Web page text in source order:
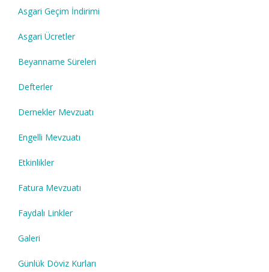
Asgari Geçim İndirimi
Asgari Ücretler
Beyanname Süreleri
Defterler
Dernekler Mevzuatı
Engelli Mevzuatı
Etkinlikler
Fatura Mevzuatı
Faydalı Linkler
Galeri
Günlük Döviz Kurları